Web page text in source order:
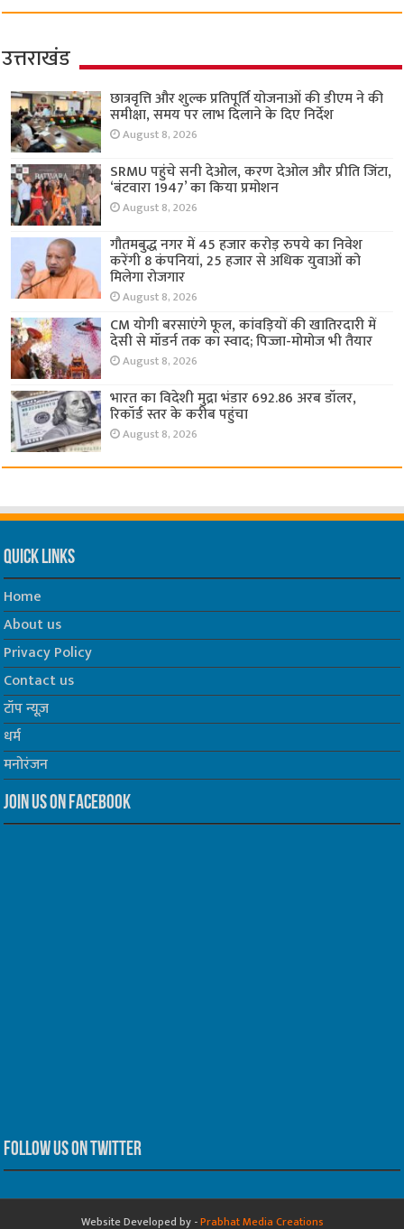
उत्तराखंड
छात्रवृत्ति और शुल्क प्रतिपूर्ति योजनाओं की डीएम ने की
समीक्षा, समय पर लाभ दिलाने के दिए निर्देश
August 8, 2026
SRMU पहुंचे सनी देओल, करण देओल और प्रीति जिंटा,
‘बंटवारा 1947’ का किया प्रमोशन
August 8, 2026
गौतमबुद्ध नगर में 45 हजार करोड़ रुपये का निवेश
करेंगी 8 कंपनियां, 25 हजार से अधिक युवाओं को
मिलेगा रोजगार
August 8, 2026
CM योगी बरसाएंगे फूल, कांवड़ियों की खातिरदारी में
देसी से मॉडर्न तक का स्वाद; पिज्जा-मोमोज भी तैयार
August 8, 2026
भारत का विदेशी मुद्रा भंडार 692.86 अरब डॉलर,
रिकॉर्ड स्तर के करीब पहुंचा
August 8, 2026
Quick Links
Home
About us
Privacy Policy
Contact us
टॉप न्यूज़
धर्म
मनोरंजन
Join us on Facebook
Follow us on Twitter
Website Developed by -Prabhat Media Creations